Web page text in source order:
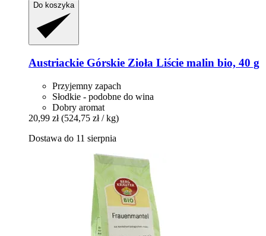
Do koszyka
Austriackie Górskie Zioła Liście malin bio, 40 g
Przyjemny zapach
Słodkie - podobne do wina
Dobry aromat
20,99 zł (524,75 zł / kg)
Dostawa do 11 sierpnia